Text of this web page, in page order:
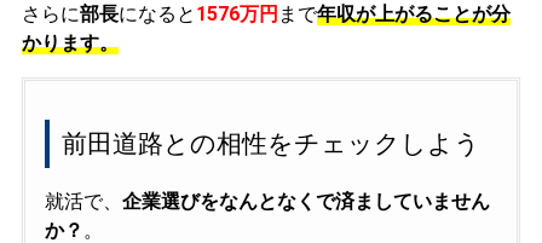
さらに部長になると 1576万円 まで年収が上がることが分
かります。
前田道路との相性をチェックしよう
就活で、 企業選びをなんとなくで済ましていません
か？ 。